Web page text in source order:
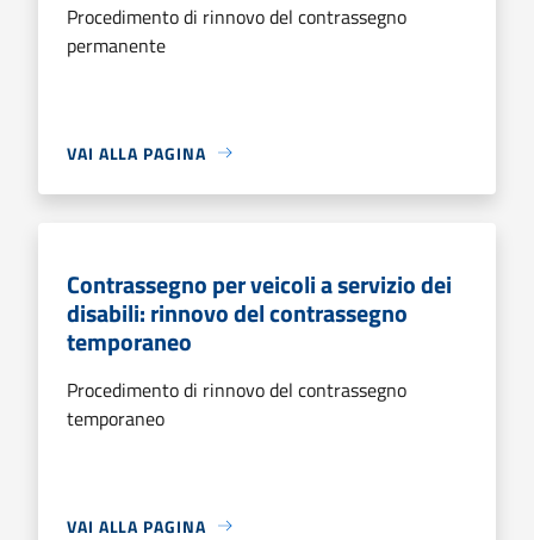
Procedimento di rinnovo del contrassegno
permanente
VAI ALLA PAGINA
Contrassegno per veicoli a servizio dei
disabili: rinnovo del contrassegno
temporaneo
Procedimento di rinnovo del contrassegno
temporaneo
VAI ALLA PAGINA